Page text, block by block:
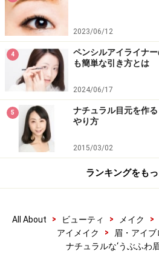
2023/06/12
4
ペンシルアイライナ
も簡単な引き方とは
2024/06/17
5
ナチュラル目元を作
やり方
2015/03/02
ランキングをも
All About > ビューティ > メイク >
アイメイク
> 眉・アイブ
ナチュラルな‘うぶふわ